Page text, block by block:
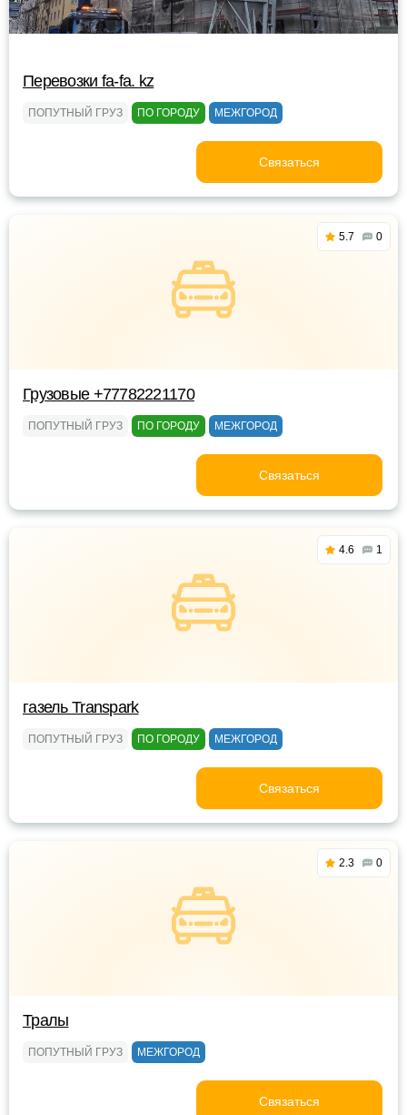
Перевозки fa-fa. kz
ПОПУТНЫЙ ГРУЗ ПО ГОРОДУ МЕЖГОРОД
Связаться
5.7 0
Грузовые +77782221170
ПОПУТНЫЙ ГРУЗ ПО ГОРОДУ МЕЖГОРОД
Связаться
4.6 1
газель Transpark
ПОПУТНЫЙ ГРУЗ ПО ГОРОДУ МЕЖГОРОД
Связаться
2.3 0
Тралы
ПОПУТНЫЙ ГРУЗ МЕЖГОРОД
Связаться